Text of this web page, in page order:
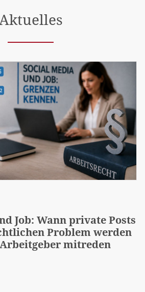
Job: Wann private Posts
Problem werden
mitreden